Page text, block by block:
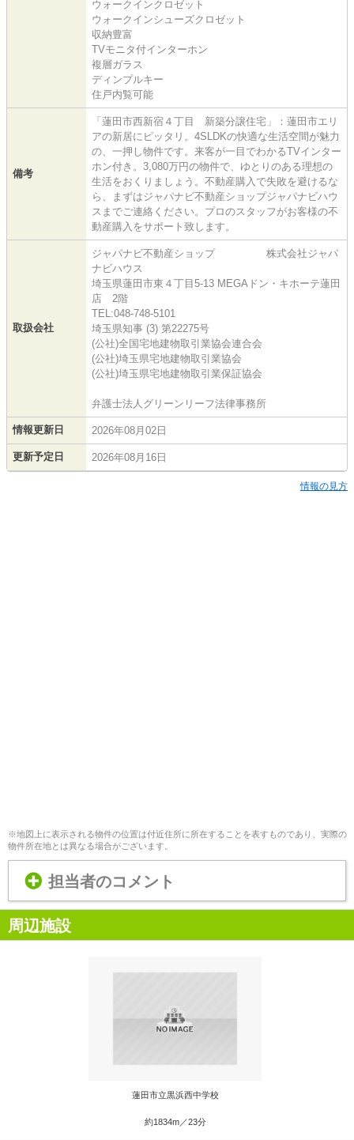
ウォークインクロゼット
ウォークインシューズクロゼット
収納豊富
TVモニタ付インターホン
複層ガラス
ディンプルキー
住戸内覧可能
備考
「蓮田市西新宿４丁目 新築分譲住宅」：蓮田市エリ
アの新居にピッタリ。4SLDKの快適な生活空間が魅力
の、一押し物件です。来客が一目でわかるTVインター
ホン付き。3,080万円の物件で、ゆとりのある理想の
生活をおくりましょう。不動産購入で失敗を避けるな
ら、まずはジャパナビ不動産ショップジャパナビハウ
スまでご連絡ください。プロのスタッフがお客様の不
動産購入をサポート致します。
取扱会社
ジャパナビ不動産ショップ 株式会社ジャパ
ナビハウス
埼玉県蓮田市東４丁目5-13 MEGAドン・キホーテ蓮田
店 2階
TEL:048-748-5101
埼玉県知事 (3) 第22275号
(公社)全国宅地建物取引業協会連合会
(公社)埼玉県宅地建物取引業協会
(公社)埼玉県宅地建物取引業保証協会
弁護士法人グリーンリーフ法律事務所
情報更新日 2026年08月02日
更新予定日 2026年08月16日
情報の見方
※地図上に表示される物件の位置は付近住所に所在することを表すものであり、実際の
物件所在地とは異なる場合がございます。
担当者のコメント
周辺施設
蓮田市立黒浜西中学校
約1834m／23分